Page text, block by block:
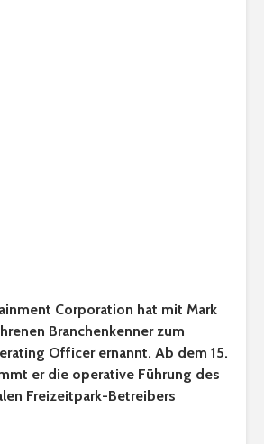
Corporation hat mit Mark
Branchenkenner zum
Officer ernannt. Ab dem 15.
er die operative Führung des
Freizeitpark-Betreibers